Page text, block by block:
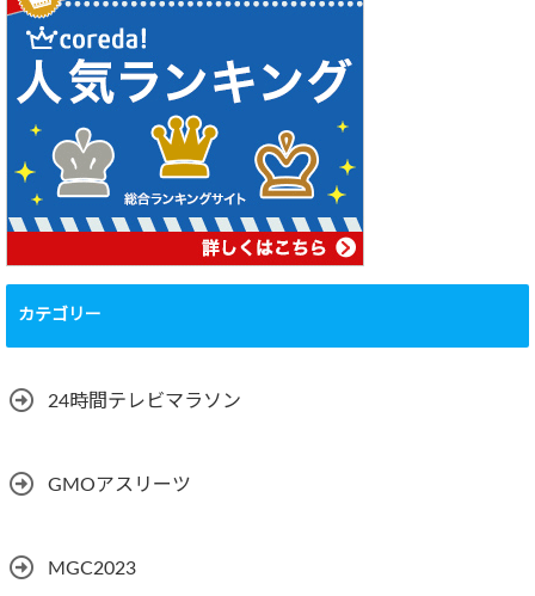
カテゴリー
24時間テレビマラソン
GMOアスリーツ
MGC2023